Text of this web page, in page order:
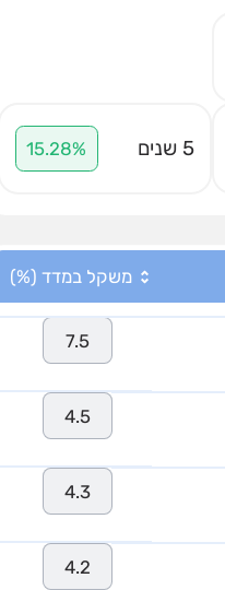
5 שנים 15.28%
משקל במדד (%)
7.5
4.5
4.3
4.2